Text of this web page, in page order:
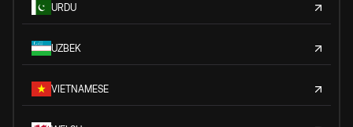
URDU
UZBEK
VIETNAMESE